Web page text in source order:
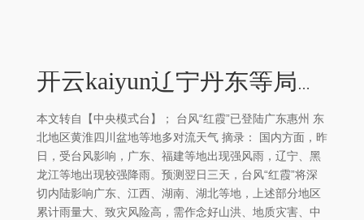
开云kaiyun辽宁丹东等局地大暴雨（100～232毫米-kaiyun网页登陆入口
本文转自【中央模式台】； 台风“红霞”已登陆广东惠州 东
北地区黄淮四川盆地等地多对流天气 摘录： 国内方面，昨
日，受台风影响，广东、福建等地出现强风雨，辽宁、黑
龙江等地出现较强降雨。预测翌日三天，台风“红霞”将深
切内陆影响广东、江西、湖南、湖北等地，上述部分地区
累计雨量大、致灾风险高，需作念好山洪、地质灾害、中